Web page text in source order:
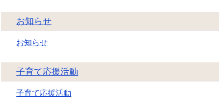
お知らせ
お知らせ
子育て応援活動
子育て応援活動